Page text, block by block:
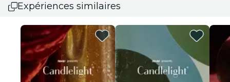
Expériences similaires